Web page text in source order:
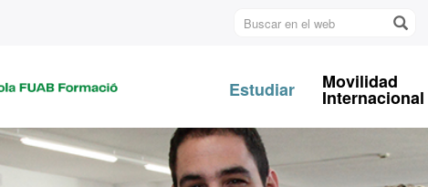
Buscar
B
Estudiar Movilidad
Internacional